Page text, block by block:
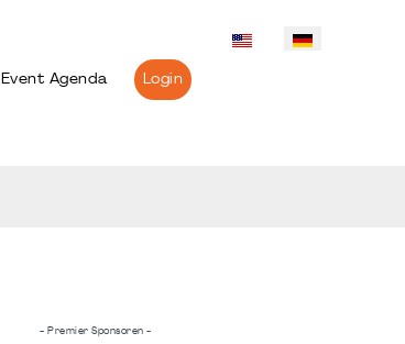
Event Agenda Login
- Premier Sponsoren -